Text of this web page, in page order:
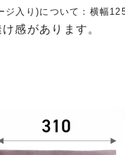
入り)について：横幅
感があります。